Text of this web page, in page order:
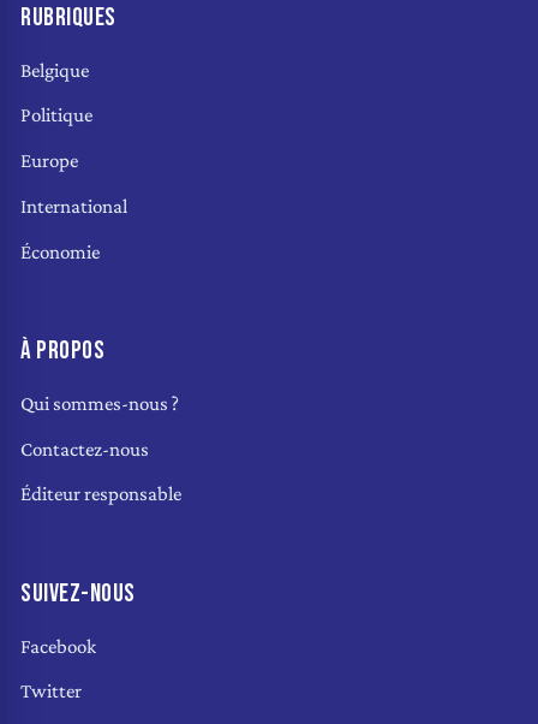
RUBRIQUES
Belgique
Politique
Europe
International
Économie
À PROPOS
Qui sommes-nous ?
Contactez-nous
Éditeur responsable
SUIVEZ-NOUS
Facebook
Twitter